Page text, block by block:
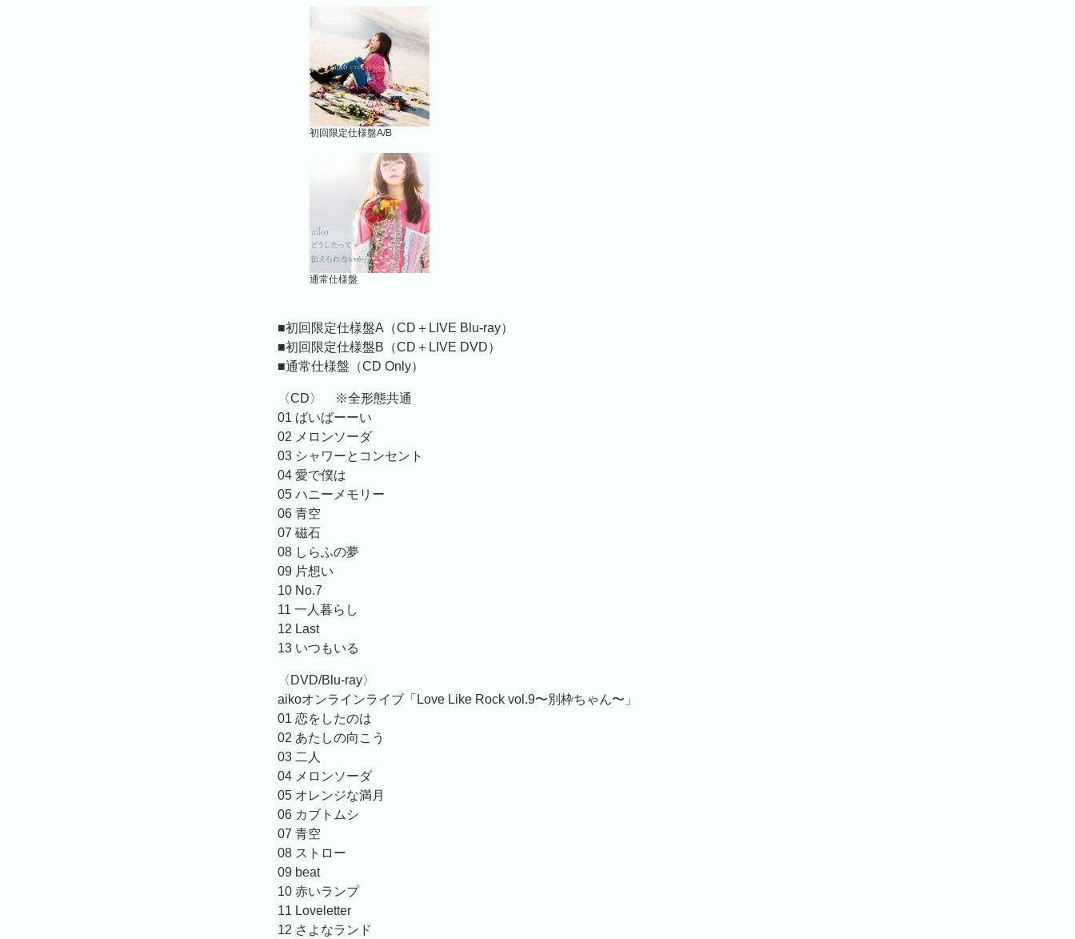
初回限定仕様盤A/B
通常仕様盤
■初回限定仕様盤A（CD＋LIVE Blu-ray）
■初回限定仕様盤B（CD＋LIVE DVD）
■通常仕様盤（CD Only）
〈CD〉 ※全形態共通
01 ばいばーーい
02 メロンソーダ
03 シャワーとコンセント
04 愛で僕は
05 ハニーメモリー
06 青空
07 磁石
08 しらふの夢
09 片想い
10 No.7
11 一人暮らし
12 Last
13 いつもいる
〈DVD/Blu-ray〉
aikoオンラインライブ「Love Like Rock vol.9〜別枠ちゃん〜」
01 恋をしたのは
02 あたしの向こう
03 二人
04 メロンソーダ
05 オレンジな満月
06 カブトムシ
07 青空
08 ストロー
09 beat
10 赤いランプ
11 Loveletter
12 さよなランド